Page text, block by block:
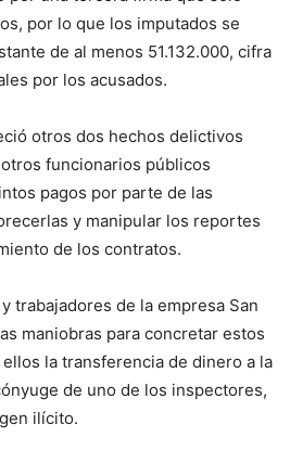
por lo que los imputados se
de al menos 51.132.000, cifra
por los acusados.
otros dos hechos delictivos
funcionarios públicos
pagos por parte de las
y manipular los reportes
de los contratos.
trabajadores de la empresa San
maniobras para concretar estos
la transferencia de dinero a la
de uno de los inspectores,
ilícito.